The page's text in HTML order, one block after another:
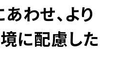
わせ、より
に配慮した